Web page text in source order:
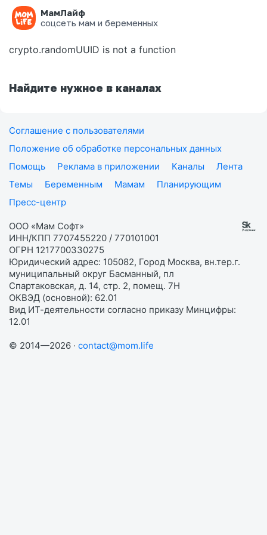
МамЛайф
соцсеть мам и беременных
Ошибка на странице
crypto.randomUUID is not a function
Найдите нужное в каналах
Соглашение с пользователями
Положение об обработке персональных данных
Помощь
Реклама в приложении Каналы
Лента
Темы
Беременным Мамам
Планирующим
Пресс-центр
ООО «Мам Софт»
ИНН/КПП 7707455220 / 770101001
ОГРН 1217700330275
Юридический адрес: 105082, Город Москва, вн.тер.г.
муниципальный округ Басманный, пл
Спартаковская, д. 14, стр. 2, помещ. 7Н
ОКВЭД (основной): 62.01
Вид ИТ-деятельности согласно приказу Минцифры:
12.01
© 2014—2026 · contact@mom.life